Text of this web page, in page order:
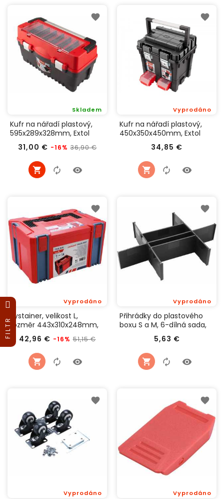
Kufr na nářadí plastový,
595x289x328mm, Extol
Premium 8856082
31,00 € Běžná
-16% 36,90 €
Skladem
Cena
Kufr na nářadí plastový,
450x350x450mm, Extol
Premium 8856083
34,85 €
Vyprodáno
Systainer, velikost L,
rozměr 443x310x248mm,
Extol Premium 8856072
42,96 € Běžná
-16% 51,15 €
Vyprodáno
Cena
Přihrádky do plastového
boxu S a M, 6-dílná sada,
Extol Premium 8856075
5,63 €
Vyprodáno
Cena
Vyprodáno Vyprodáno
FILTR